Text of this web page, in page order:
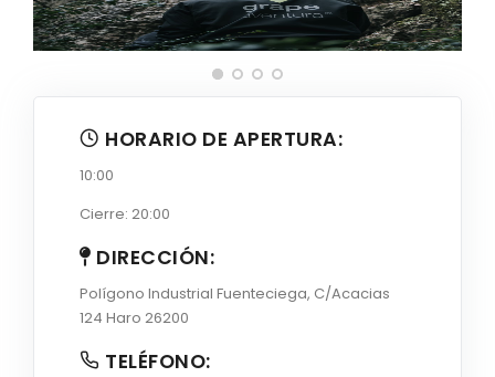
HORARIO DE APERTURA:
10:00
Cierre: 20:00
DIRECCIÓN:
Polígono Industrial Fuenteciega, C/Acacias
124 Haro 26200
TELÉFONO: